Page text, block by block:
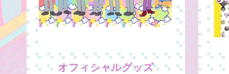
オフィシャルグッズ